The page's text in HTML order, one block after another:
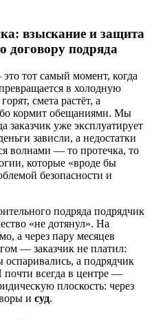
взыскание и защита
договору подряда
тот самый момент, когда
в холодную
смета растёт, а
кормит обещаниями. Мы
заказчик уже эксплуатирует
зависли, а недостатки
волнами — то протечка, то
которые «вроде бы
безопасности и
подряда подрядчик
«не дотянул». На
а через пару месяцев
— заказчик не платил:
а подрядчик
почти всегда в центре —
плоскость: через
и суд.